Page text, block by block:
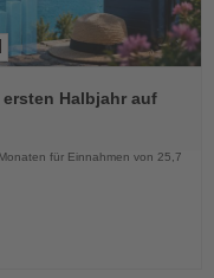
Halbjahr auf
für Einnahmen von 25,7